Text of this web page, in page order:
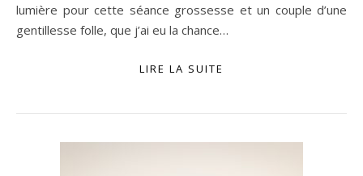
lumière pour cette séance grossesse et un couple d’une
gentillesse folle, que j’ai eu la chance…
LIRE LA SUITE